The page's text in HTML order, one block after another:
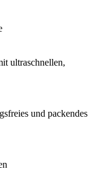
ultraschnellen,
und packendes